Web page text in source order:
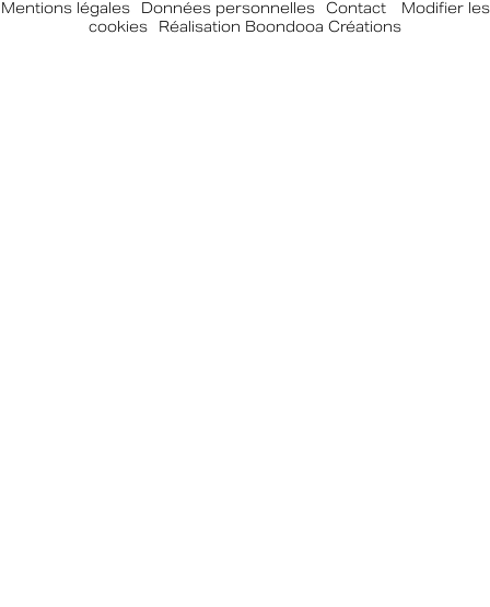
Mentions légales- Données personnelles- Contact-
Modifier les
cookies
Réalisation Boondooa Créations